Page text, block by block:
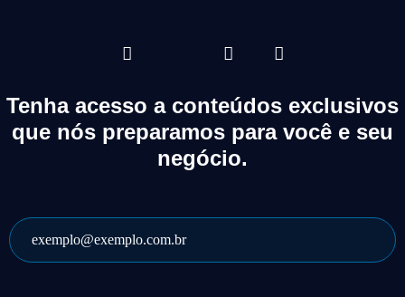
Tenha acesso a conteúdos exclusivos
que nós preparamos para você e seu
negócio.